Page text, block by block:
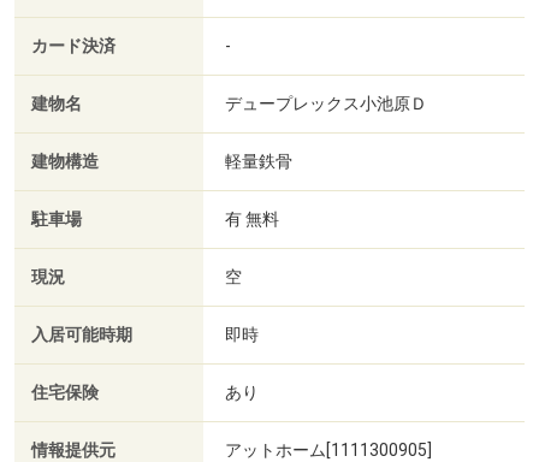
カード決済 -
建物名 デュープレックス小池原Ｄ
建物構造 軽量鉄骨
駐車場 有 無料
現況 空
入居可能時期 即時
住宅保険 あり
情報提供元 アットホーム[1111300905]